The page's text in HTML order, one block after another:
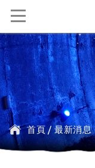
首頁/最新消息